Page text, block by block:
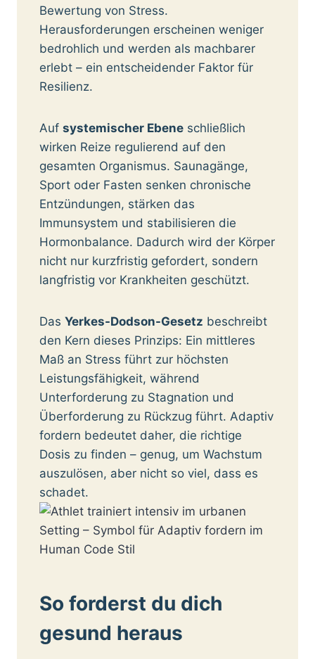
Bewertung von Stress.
Herausforderungen erscheinen weniger
bedrohlich und werden als machbarer
erlebt – ein entscheidender Faktor für
Resilienz.
Auf systemischer Ebene schließlich
wirken Reize regulierend auf den
gesamten Organismus. Saunagänge,
Sport oder Fasten senken chronische
Entzündungen, stärken das
Immunsystem und stabilisieren die
Hormonbalance. Dadurch wird der Körper
nicht nur kurzfristig gefordert, sondern
langfristig vor Krankheiten geschützt.
Das Yerkes-Dodson-Gesetz beschreibt
den Kern dieses Prinzips: Ein mittleres
Maß an Stress führt zur höchsten
Leistungsfähigkeit, während
Unterforderung zu Stagnation und
Überforderung zu Rückzug führt. Adaptiv
fordern bedeutet daher, die richtige
Dosis zu finden – genug, um Wachstum
auszulösen, aber nicht so viel, dass es
schadet.
So forderst du dich
gesund heraus